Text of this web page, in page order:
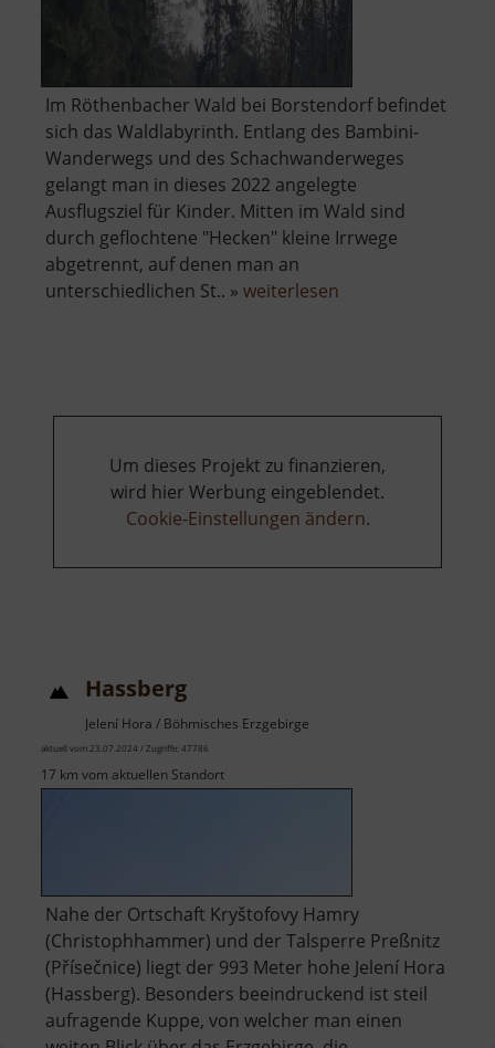
Im Röthenbacher Wald bei Borstendorf befindet
sich das Waldlabyrinth. Entlang des Bambini-
Wanderwegs und des Schachwanderweges
gelangt man in dieses 2022 angelegte
Ausflugsziel für Kinder. Mitten im Wald sind
durch geflochtene "Hecken" kleine Irrwege
abgetrennt, auf denen man an
unterschiedlichen St.. » weiterlesen
Um dieses Projekt zu finanzieren,
wird hier Werbung eingeblendet.
Cookie-Einstellungen ändern.
Hassberg
Jelení Hora / Böhmisches Erzgebirge
aktuell vom 23.07.2024 / Zugriffe: 47786
17 km vom aktuellen Standort
Nahe der Ortschaft Kryštofovy Hamry
(Christophhammer) und der Talsperre Preßnitz
(Přísečnice) liegt der 993 Meter hohe Jelení Hora
(Hassberg). Besonders beeindruckend ist steil
aufragende Kuppe, von welcher man einen